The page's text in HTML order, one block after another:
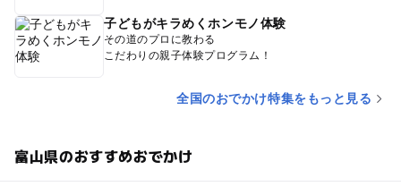
子どもがキラめくホンモノ体験
その道のプロに教わる
こだわりの親子体験プログラム！
全国のおでかけ特集をもっと見る
富山県のおすすめおでかけ